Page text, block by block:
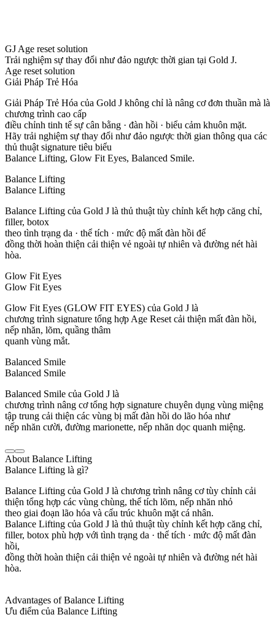
GJ Age reset solution
Trải nghiệm sự thay đổi như đảo ngược thời gian tại Gold J.
Age reset solution
Giải Pháp Trẻ Hóa
Giải Pháp Trẻ Hóa của Gold J không chỉ là nâng cơ đơn thuần mà là
chương trình cao cấp
điều chỉnh tinh tế sự cân bằng · đàn hồi · biểu cảm khuôn mặt.
Hãy trải nghiệm sự thay đổi như đảo ngược thời gian thông qua các
thủ thuật signature tiêu biểu
Balance Lifting, Glow Fit Eyes, Balanced Smile.
Balance Lifting
Balance Lifting
Balance Lifting của Gold J là thủ thuật tùy chỉnh kết hợp căng chỉ,
filler, botox
theo tình trạng da · thể tích · mức độ mất đàn hồi để
đồng thời hoàn thiện cải thiện vẻ ngoài tự nhiên và đường nét hài
hòa.
Glow Fit Eyes
Glow Fit Eyes
Glow Fit Eyes (GLOW FIT EYES) của Gold J là
chương trình signature tổng hợp Age Reset cải thiện mất đàn hồi,
nếp nhăn, lõm, quầng thâm
quanh vùng mắt.
Balanced Smile
Balanced Smile
Balanced Smile của Gold J là
chương trình nâng cơ tổng hợp signature chuyên dụng vùng miệng
tập trung cải thiện các vùng bị mất đàn hồi do lão hóa như
nếp nhăn cười, đường marionette, nếp nhăn dọc quanh miệng.
About Balance Lifting
Balance Lifting là gì?
Balance Lifting của Gold J là chương trình nâng cơ tùy chỉnh cải
thiện tổng hợp các vùng chùng, thể tích lõm, nếp nhăn nhỏ
theo giai đoạn lão hóa và cấu trúc khuôn mặt cá nhân.
Balance Lifting của Gold J là thủ thuật tùy chỉnh kết hợp căng chỉ,
filler, botox phù hợp với tình trạng da · thể tích · mức độ mất đàn
hồi,
đồng thời hoàn thiện cải thiện vẻ ngoài tự nhiên và đường nét hài
hòa.
Advantages of Balance Lifting
Ưu điểm của Balance Lifting